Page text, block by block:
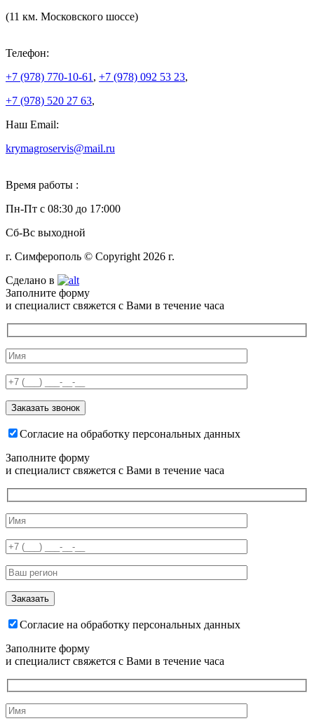
(11 км. Московского шоссе)
Телефон:
+7 (978) 770-10-61, +7 (978) 092 53 23,
+7 (978) 520 27 63,
Наш Email:
krymagroservis@mail.ru
Время работы :
Пн-Пт с 08:30 до 17:000
Сб-Вс выходной
г. Симферополь © Copyright 2026 г.
Сделано в
Заполните форму
и специалист свяжется с Вами в течение часа
Согласие на обработку персональных данных
Заполните форму
и специалист свяжется с Вами в течение часа
Согласие на обработку персональных данных
Заполните форму
и специалист свяжется с Вами в течение часа